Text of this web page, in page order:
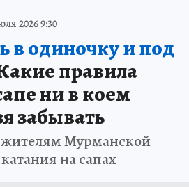
2026 9:30
в одиночку и под
правила
ни в коем
забывать
Мурманской
на сапах